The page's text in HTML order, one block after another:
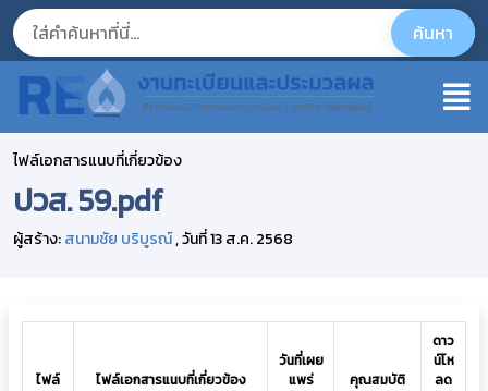
ไฟล์เอกสารแนบที่เกี่ยวข้อง
ปวส. 59.pdf
ผู้สร้าง:สนามชัย บริบูรณ์, วันที่ 13 ส.ค. 2568
ไฟล์ ไฟล์เอกสารแนบที่เกี่ยวข้อง
วันที่เผย
แพร่
คุณสมบัติ
ดาว
น์โห
ลด